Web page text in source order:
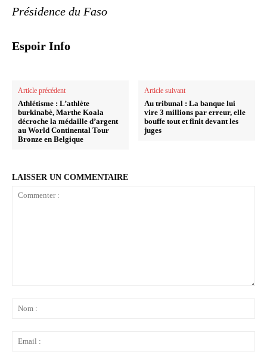
Présidence du Faso
Espoir Info
Article précédent
Athlétisme : L’athlète
burkinabè, Marthe Koala
décroche la médaille d’argent
au World Continental Tour
Bronze en Belgique
Article suivant
Au tribunal : La banque lui
vire 3 millions par erreur, elle
bouffe tout et finit devant les
juges
LAISSER UN COMMENTAIRE